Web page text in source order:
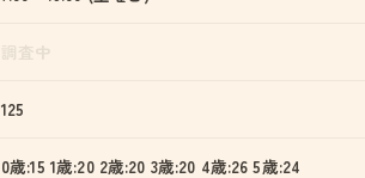
125
0歳:15 1歳:20 2歳:20 3歳:20 4歳:26 5歳:24